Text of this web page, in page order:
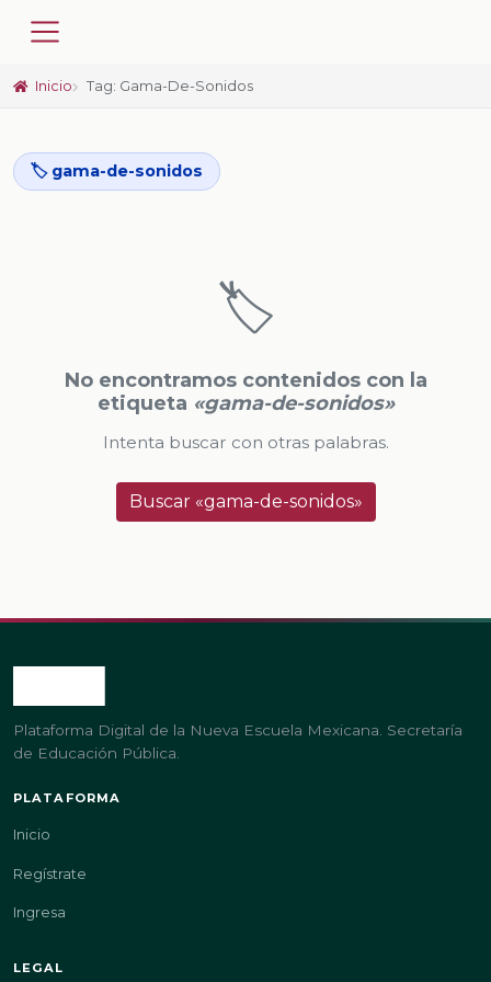
Inicio Tag: Gama-De-Sonidos
🏷️ gama-de-sonidos
🏷️
No encontramos contenidos con la
etiqueta «gama-de-sonidos»
Intenta buscar con otras palabras.
Buscar «gama-de-sonidos»
Plataforma Digital de la Nueva Escuela Mexicana. Secretaría
de Educación Pública.
PLATAFORMA
Inicio
Regístrate
Ingresa
LEGAL